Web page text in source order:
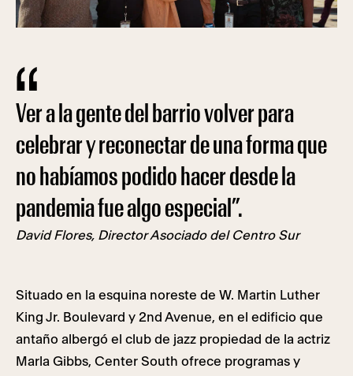
Ver a la gente del barrio volver para
celebrar y reconectar de una forma que
no habíamos podido hacer desde la
pandemia fue algo especial”.
David Flores, Director Asociado del Centro Sur
Situado en la esquina noreste de W. Martin Luther
King Jr. Boulevard y 2nd Avenue, en el edificio que
antaño albergó el club de jazz propiedad de la actriz
Marla Gibbs, Center South ofrece programas y